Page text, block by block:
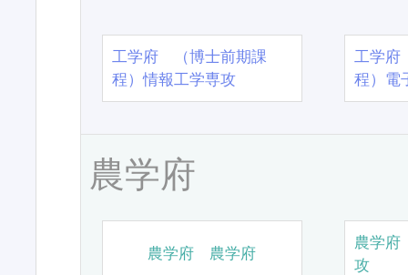
工学府 （博士前期課
程）情報工学専攻
工学
程）電
農学府
農学府 農学府
農学
攻